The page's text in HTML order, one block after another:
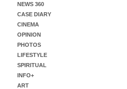
NEWS 360
CASE DIARY
CINEMA
OPINION
PHOTOS
LIFESTYLE
SPIRITUAL
INFO+
ART